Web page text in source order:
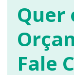
Quer
Fale